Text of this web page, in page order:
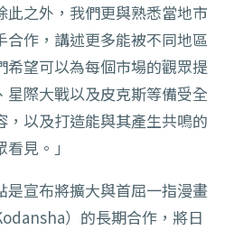
此之外，我們更與熟悉當地市
合作，講述更多能被不同地區
希望可以為每個市場的觀眾提
星際大戰以及皮克斯等備受全
，以及打造能與其產生共鳴的
見。」
是宣布將擴大與首屈一指漫畫
）的長期合作，將日